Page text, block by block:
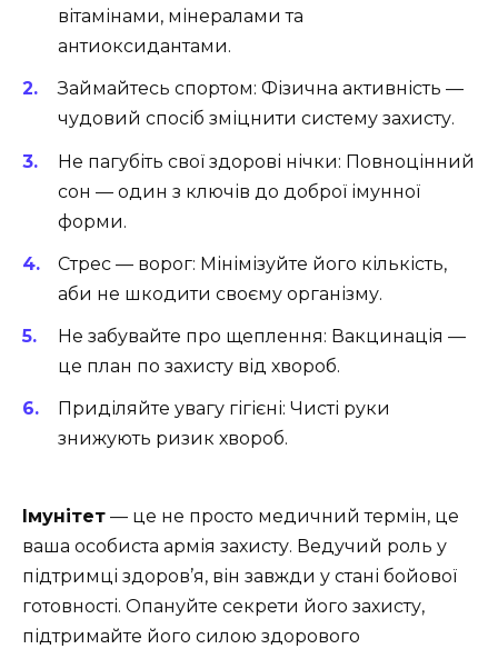
вітамінами, мінералами та
антиоксидантами.
Займайтесь спортом: Фізична активність —
чудовий спосіб зміцнити систему захисту.
Не пагубіть свої здорові нічки: Повноцінний
сон — один з ключів до доброї імунної
форми.
Стрес — ворог: Мінімізуйте його кількість,
аби не шкодити своєму організму.
Не забувайте про щеплення: Вакцинація —
це план по захисту від хвороб.
Приділяйте увагу гігієні: Чисті руки
знижують ризик хвороб.
Імунітет — це не просто медичний термін, це
ваша особиста армія захисту. Ведучий роль у
підтримці здоров’я, він завжди у стані бойової
готовності. Опануйте секрети його захисту,
підтримайте його силою здорового